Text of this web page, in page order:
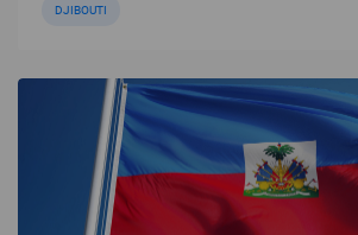
DJIBOUTI